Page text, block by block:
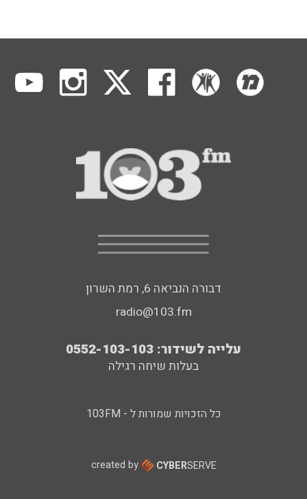
דבורה הנביאה 6, רמת השרון
radio@103.fm
עלייה לשידור: 0552-103-103
בעלות שיחה רגילה
כל הזכויות שמורות ל - 103FM
created by CYBERSERVE